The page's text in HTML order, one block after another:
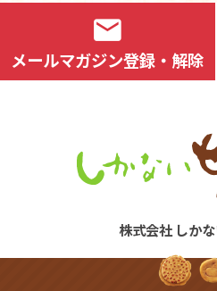
mail
メールマガジン登録・解除
株式会社 しか